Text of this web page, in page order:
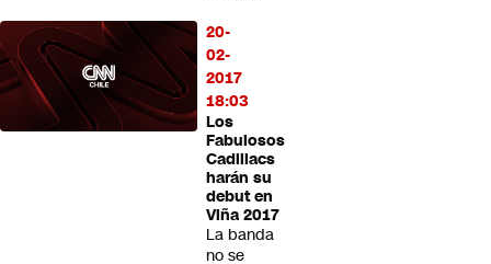
20-
02-
2017
18:03
Los
Fabulosos
Cadillacs
harán su
debut en
Viña 2017
La banda
no se